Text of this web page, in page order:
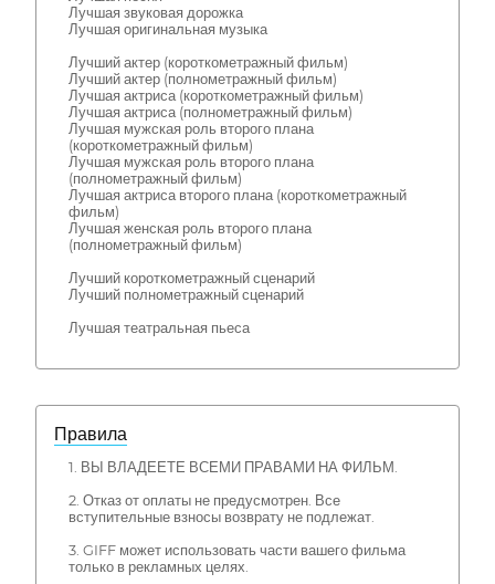
Лучшая звуковая дорожка
Лучшая оригинальная музыка
Лучший актер (короткометражный фильм)
Лучший актер (полнометражный фильм)
Лучшая актриса (короткометражный фильм)
Лучшая актриса (полнометражный фильм)
Лучшая мужская роль второго плана
(короткометражный фильм)
Лучшая мужская роль второго плана
(полнометражный фильм)
Лучшая актриса второго плана (короткометражный
фильм)
Лучшая женская роль второго плана
(полнометражный фильм)
Лучший короткометражный сценарий
Лучший полнометражный сценарий
Лучшая театральная пьеса
Правила
1. ВЫ ВЛАДЕЕТЕ ВСЕМИ ПРАВАМИ НА ФИЛЬМ.
2. Отказ от оплаты не предусмотрен. Все
вступительные взносы возврату не подлежат.
3. GIFF может использовать части вашего фильма
только в рекламных целях.